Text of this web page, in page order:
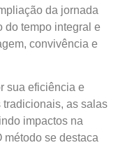
da jornada
do tempo integral e
convivência e
sua eficiência e
tradicionais, as salas
impactos na
método se destaca